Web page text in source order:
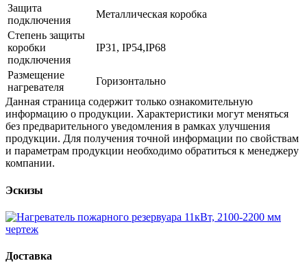
Защита
подключения
Металлическая коробка
Степень защиты
коробки
подключения
IP31, IP54,IP68
Размещение
нагревателя
Горизонтально
Данная страница содержит только ознакомительную
информацию о продукции. Характеристики могут меняться
без предварительного уведомления в рамках улучшения
продукции. Для получения точной информации по свойствам
и параметрам продукции необходимо обратиться к менеджеру
компании.
Эскизы
Доставка